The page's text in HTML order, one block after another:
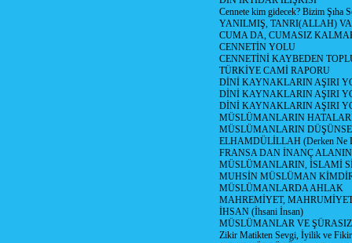
Cennete kim gidecek? Bizim Şıha
YANILMIŞ, TANRI(ALLAH)
CUMA DA, CUMASIZ
CENNETİN YOLU
CENNETİNİ KAYBEDEN
TÜRKİYE CAMİ RAPORU
DİNİ KAYNAKLARIN AŞIRI
DİNİ KAYNAKLARIN AŞIRI
DİNİ KAYNAKLARIN AŞIRI
MÜSLÜMANLARIN
MÜSLÜMANLARIN
ELHAMDÜLİLLAH (Derken Ne
FRANSA DAN İNANÇ
MÜSLÜMANLARIN, İSLAMİ
MUHSİN MÜSLÜMAN
MÜSLÜMANLARDA AHLAK
MAHREMİYET,
İHSAN (İhsani İnsan)
MÜSLÜMANLAR VE
Zikir Matikten Sevgi, İyilik ve